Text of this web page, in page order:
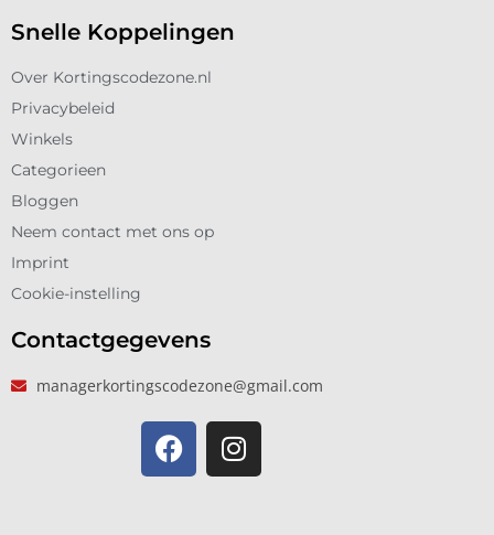
Snelle Koppelingen
Over Kortingscodezone.nl
Privacybeleid
Winkels
Categorieen
Bloggen
Neem contact met ons op
Imprint
Cookie-instelling
Contactgegevens
managerkortingscodezone@gmail.com